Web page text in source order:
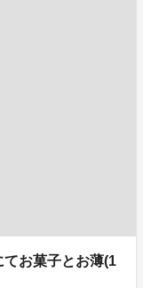
てお菓子とお薄(1